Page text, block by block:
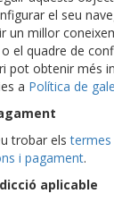
el seu
un millor
el quadre de
pot obtenir més
a Política de
trobar elstermes
i pagament.
aplicable